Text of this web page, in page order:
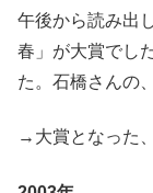
午後から読み出
春」が大賞でし
た。石橋さんの
→大賞となった